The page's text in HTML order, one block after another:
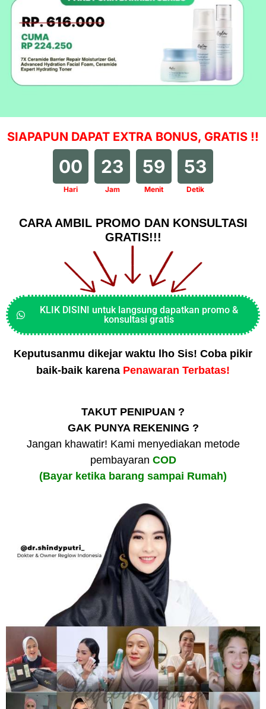
SIAPAPUN DAPAT EXTRA BONUS, GRATIS !!
00
Hari
23
Jam
59
Menit
51
Detik
CARA AMBIL PROMO DAN KONSULTASI
GRATIS!!!
KLIK DISINI untuk langsung dapatkan promo &
konsultasi gratis
Keputusanmu dikejar waktu lho Sis! Coba pikir
baik-baik karena Penawaran Terbatas!
TAKUT PENIPUAN ?
GAK PUNYA REKENING ?
Jangan khawatir! Kami menyediakan metode
pembayaran COD
(Bayar ketika barang sampai Rumah)